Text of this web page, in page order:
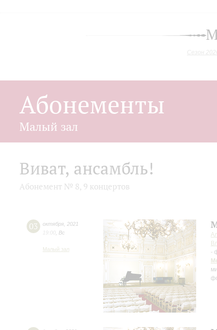
Сезон
Абонементы
Малый зал
Виват, ансамбль!
Абонемент № 8, 9 концертов
03 октября 2021
19:00 Вс
Малый зал
-